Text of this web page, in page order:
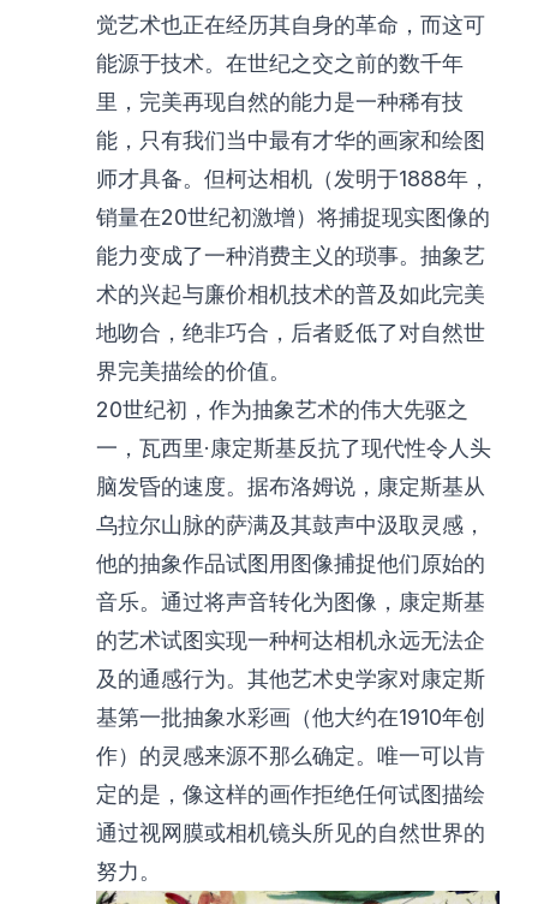
觉艺术也正在经历其自身的革命，而这可
能源于技术。在世纪之交之前的数千年
里，完美再现自然的能力是一种稀有技
能，只有我们当中最有才华的画家和绘图
师才具备。但柯达相机（发明于1888年，
销量在20世纪初激增）将捕捉现实图像的
能力变成了一种消费主义的琐事。抽象艺
术的兴起与廉价相机技术的普及如此完美
地吻合，绝非巧合，后者贬低了对自然世
界完美描绘的价值。
20世纪初，作为抽象艺术的伟大先驱之
一，瓦西里·康定斯基反抗了现代性令人头
脑发昏的速度。据布洛姆说，康定斯基从
乌拉尔山脉的萨满及其鼓声中汲取灵感，
他的抽象作品试图用图像捕捉他们原始的
音乐。通过将声音转化为图像，康定斯基
的艺术试图实现一种柯达相机永远无法企
及的通感行为。其他艺术史学家对康定斯
基第一批抽象水彩画（他大约在1910年创
作）的灵感来源不那么确定。唯一可以肯
定的是，像这样的画作拒绝任何试图描绘
通过视网膜或相机镜头所见的自然世界的
努力。